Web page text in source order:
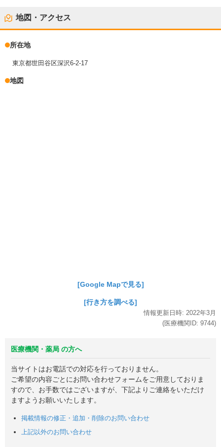
地図・アクセス
所在地
東京都世田谷区深沢6-2-17
地図
[Google Mapで見る]
[行き方を調べる]
情報更新日時: 2022年3月
(医療機関ID: 9744)
医療機関・薬局 の方へ
当サイトはお電話での対応を行っておりません。
ご希望の内容ごとにお問い合わせフォームをご用意しておりま
すので、お手数ではございますが、下記よりご連絡をいただけ
ますようお願いいたします。
掲載情報の修正・追加・削除のお問い合わせ
上記以外のお問い合わせ